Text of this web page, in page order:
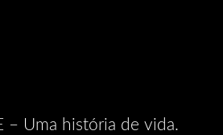
– Uma história de vida.